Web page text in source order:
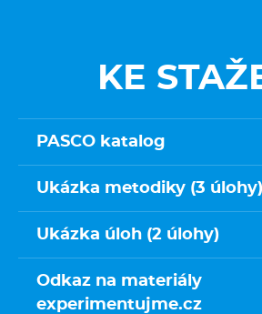
KE
PASCO katalog
Ukázka metodiky (3 úlohy)
Ukázka úloh (2 úlohy)
Odkaz na materiály
experimentujme.cz